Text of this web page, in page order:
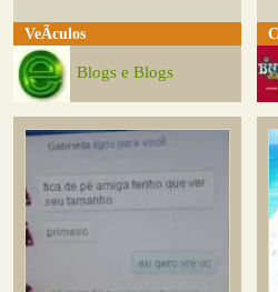
VeÃ­culos
Blogs e Blogs